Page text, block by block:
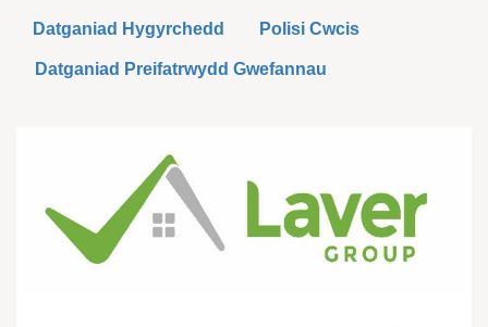
Datganiad Hygyrchedd Polisi Cwcis
Datganiad Preifatrwydd Gwefannau